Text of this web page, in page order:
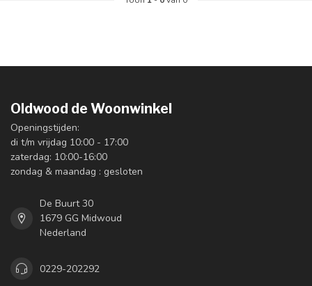
Oldwood de Woonwinkel
Openingstijden:
di t/m vrijdag 10:00 - 17:00
zaterdag: 10:00-16:00
zondag & maandag : gesloten
De Buurt 30
1679 GG Midwoud
Nederland
0229-202292